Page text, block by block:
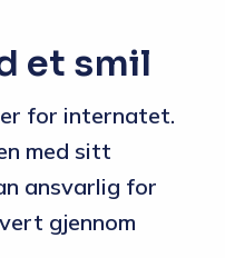
et smil
for internatet.
med sitt
ansvarlig for
gjennom